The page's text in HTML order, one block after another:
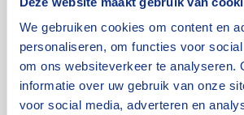
We gebruiken cookies om content en
personaliseren, om functies voor
om ons websiteverkeer te analyseren.
informatie over uw gebruik van onze
voor social media, adverteren en
Over ons